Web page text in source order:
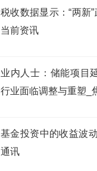
税收数据显示：“两新
当前资讯
业内人士：储能项目
行业面临调整与重塑_
基金投资中的收益波
通讯